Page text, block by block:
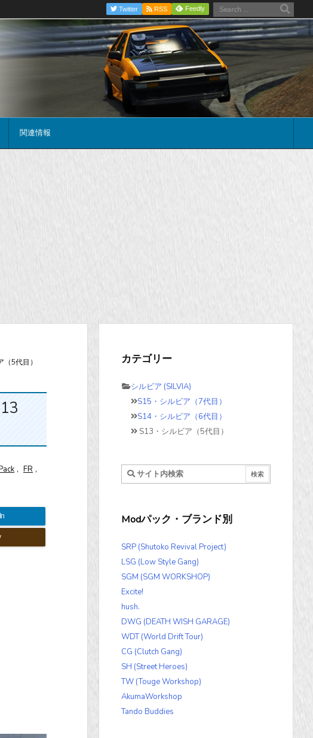
関連情報
Twitter RSS Feedly
5代目）
, FR ,
カテゴリー
シルビア (SILVIA)
S15・シルビア（7代目）
S14・シルビア（6代目）
S13・シルビア（5代目）
Modパック・ブランド別
SRP (Shutoko Revival Project)
LSG (Low Style Gang)
SGM (SGM WORKSHOP)
Excite!
hush.
DWG (DEATH WISH GARAGE)
WDT (World Drift Tour)
CG (Clutch Gang)
SH (Street Heroes)
TW (Touge Workshop)
AkumaWorkshop
Tando Buddies